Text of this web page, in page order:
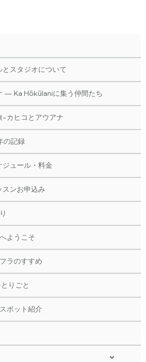
スタジオについて
— Ka Hōkūlaniに集う仲間たち
-カヒコとアウアナ
の記録
ジュール・料金
スンお申込み
ようこそ
ラのすすめ
りごと
ポット紹介